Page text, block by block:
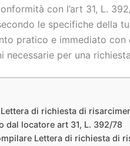
con l’art 31, L.
le specifiche della
pratico e immediato
necessarie per una
di richiesta di
dal locatore art 31, L. 392/78
Lettera di richiesta di